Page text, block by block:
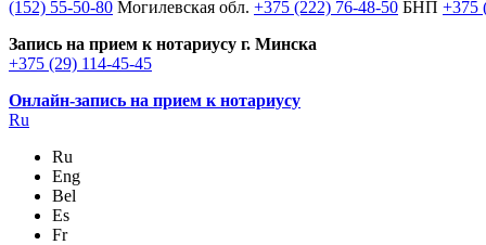
(152) 55-50-80 Могилевская обл. +375 (222) 76-48-50 БНП +375
Запись на прием к нотариусу г. Минска
+375 (29) 114-45-45
Онлайн-запись на прием к нотариусу
Ru
Ru
Eng
Bel
Es
Fr